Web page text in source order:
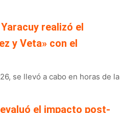
realizó el
y Veta» con el
se llevó a cabo en horas de la
el impacto post-